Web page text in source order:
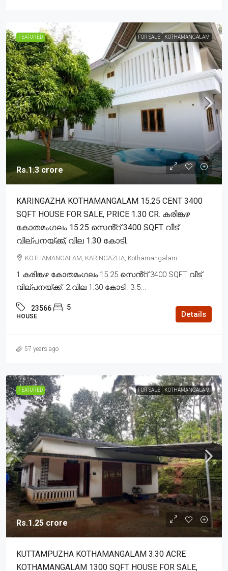
FEATURED FOR SALE KOTHAMANGALAM
Rs.1.3 crore
KARINGAZHA KOTHAMANGALAM 15.25 CENT 3400
SQFT HOUSE FOR SALE, PRICE 1.30 CR. കരിങ്കഴ
കോതമംഗലം 15.25 സെൻ്റ് 3400 SQFT വീട്
വില്പനയ്ക്ക്, വില 1.30 കോടി.
KOTHAMANGALAM, KARINGAZHA, Kothamangalam
1.കരിങ്കഴ കോതമംഗലം 15.25 സെൻ്റ് 3400 SQFT വീട്
വില്പനയ്ക്ക്. 2.വില 1.30 കോടി. 3.5...
23566 5
HOUSE Details
57 years ago
FEATURED FOR SALE KOTHAMANGALAM
Rs.1.25 crore
KUTTAMPUZHA KOTHAMANGALAM 3.30 ACRE
KOTHAMANGALAM 1300 SQFT HOUSE FOR SALE,